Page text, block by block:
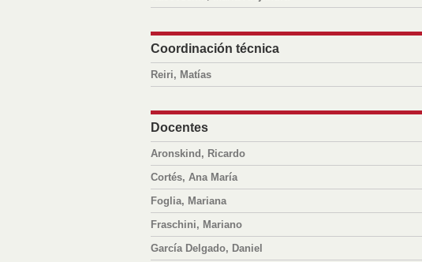
Coordinación técnica
Reiri, Matías
Docentes
Aronskind, Ricardo
Cortés, Ana María
Foglia, Mariana
Fraschini, Mariano
García Delgado, Daniel